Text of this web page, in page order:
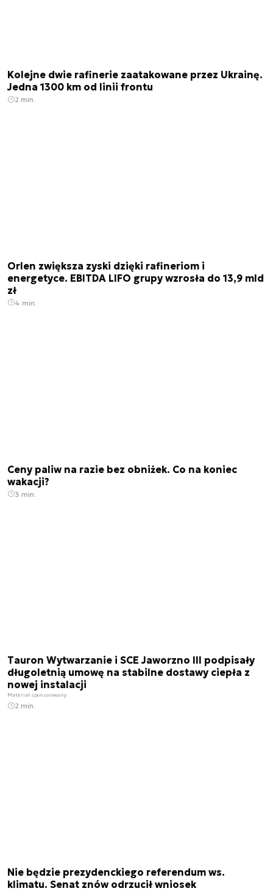
Kolejne dwie rafinerie zaatakowane przez Ukrainę.
Jedna 1300 km od linii frontu
2 min.
Orlen zwiększa zyski dzięki rafineriom i
energetyce. EBITDA LIFO grupy wzrosła do 13,9 mld
zł
4 min.
Ceny paliw na razie bez obniżek. Co na koniec
wakacji?
3 min.
Tauron Wytwarzanie i SCE Jaworzno III podpisały
długoletnią umowę na stabilne dostawy ciepła z
nowej instalacji
Materiał sponsorowany
2 min.
Nie będzie prezydenckiego referendum ws.
klimatu. Senat znów odrzucił wniosek